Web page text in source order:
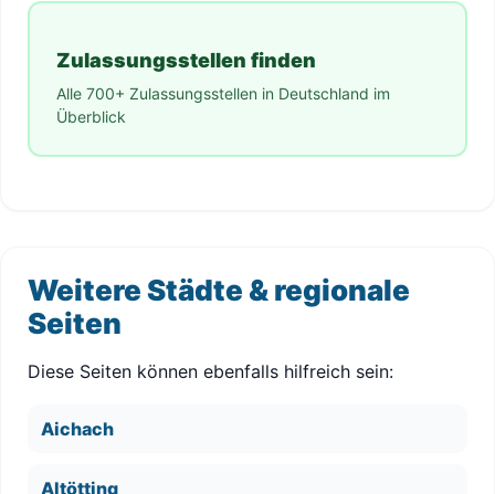
Zulassungsstellen finden
Alle 700+ Zulassungsstellen in Deutschland im
Überblick
Weitere Städte & regionale
Seiten
Diese Seiten können ebenfalls hilfreich sein:
Aichach
Altötting